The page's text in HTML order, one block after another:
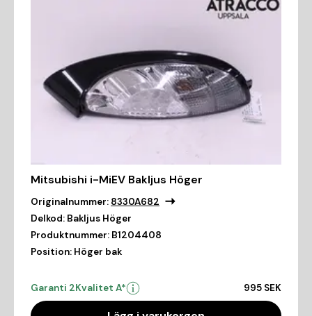
Mitsubishi i-MiEV Bakljus Höger
Originalnummer: 8330A682
Delkod: Bakljus Höger
Produktnummer: B1204408
Position: Höger bak
Garanti 2Kvalitet A* 995 SEK